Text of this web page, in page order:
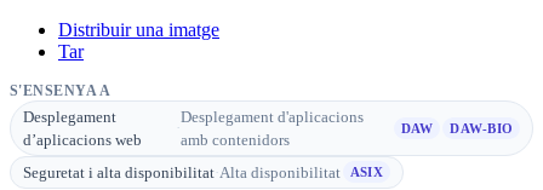
Distribuir una imatge
Tar
S'ENSENYA A
Desplegament
d’aplicacions web
·
Desplegament d'aplicacions
amb contenidors
DAW DAW-BIO
Seguretat i alta disponibilitat·Alta disponibilitat ASIX